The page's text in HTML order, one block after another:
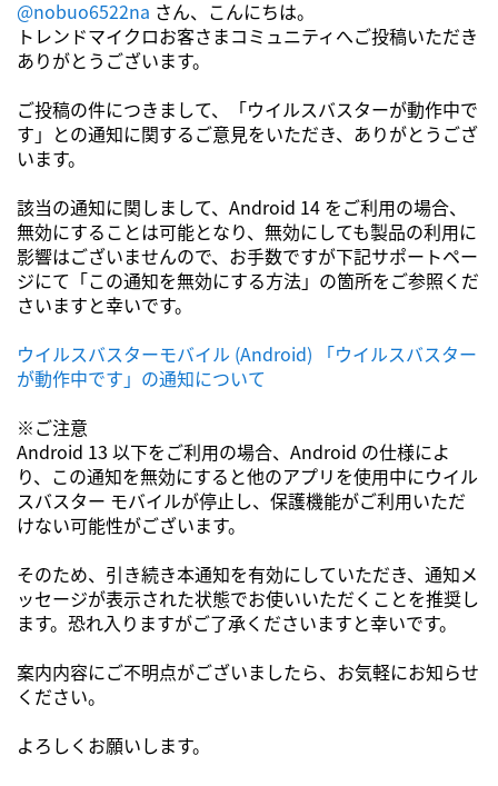
@nobuo6522na さん、 こんにちは。
トレンドマイクロお客さまコミュニティへご投稿いただき
ありがとうございます。
ご投稿の件につきまして、「ウイルスバスターが動作中で
す」との通知に関するご意見をいただき、ありがとうござ
います。
該当の通知に関しまして、Android 14 をご利用の場合、
無効にすることは可能となり、無効にしても製品の利用に
影響はございませんので、お手数ですが下記サポートペー
ジにて「この通知を無効にする方法」の箇所をご参照くだ
さいますと幸いです。
ウイルスバスターモバイル (Android) 「ウイルスバスター
が動作中です」の通知について
※ご注意
Android 13 以下をご利用の場合、Android の仕様によ
り、この通知を無効にすると他のアプリを使用中にウイル
スバスター モバイルが停止し、保護機能がご利用いただ
けない可能性がございます。
そのため、引き続き本通知を有効にしていただき、通知メ
ッセージが表示された状態でお使いいただくことを推奨し
ます。恐れ入りますがご了承くださいますと幸いです。
案内内容にご不明点がございましたら、お気軽にお知らせ
ください。
よろしくお願いします。